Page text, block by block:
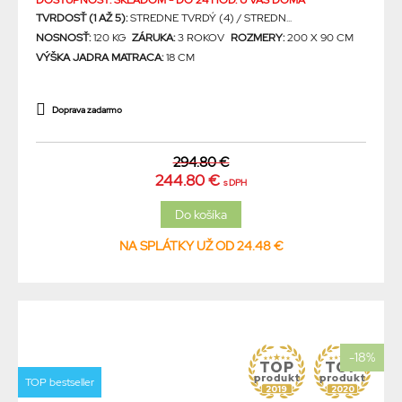
TVRDOSŤ (1 AŽ 5):STREDNE TVRDÝ (4) / STREDN...
NOSNOSŤ:120 KG ZÁRUKA:3 ROKOV ROZMERY:200 X 90 CM
VÝŠKA JADRA MATRACA:18 CM
Doprava zadarmo
294.80 €
244.80 € s DPH
NA SPLÁTKY UŽ OD 24.48 €
-18%
TOP bestseller